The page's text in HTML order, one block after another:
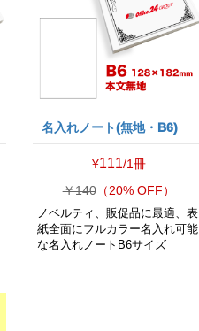
名入れノート(無地・B6)
¥111/1冊
￥140（20% OFF）
ノベルティ、販促品に最適、表
紙全面にフルカラー名入れ可能
な名入れノートB6サイズ